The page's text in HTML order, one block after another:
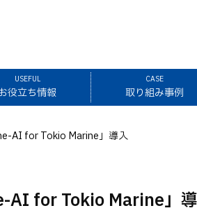
USEFUL
役立ち情報
CASE
取り組み事例
AI for Tokio Marine」導入
AI for Tokio Marine」